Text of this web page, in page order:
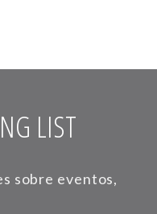
LIST
sobre eventos,